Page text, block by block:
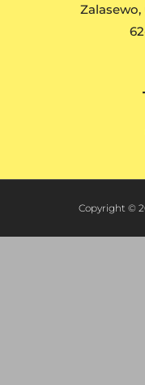
Zalasewo,
Copyright ©